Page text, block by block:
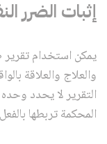
إثبات الضرر
يمكن استخدام
والعلاج والعلاقة
التقرير لا يحدد
المحكمة تربطها